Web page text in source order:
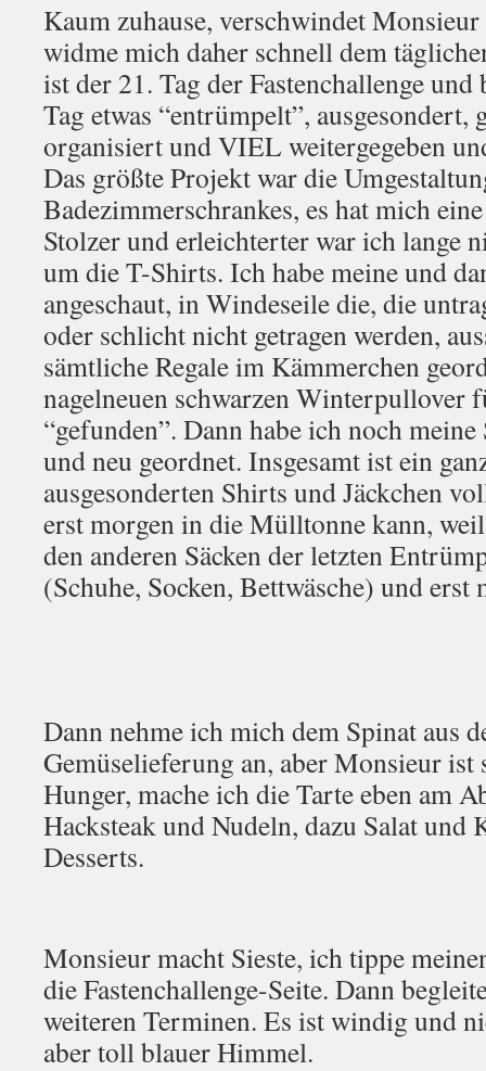
Kaum zuhause, verschwindet
widme mich daher schnell dem
ist der 21. Tag der Fastenchallenge
Tag etwas “entrümpelt”, ausgesondert,
organisiert und VIEL weitergegeben
Das größte Projekt war die
Badezimmerschrankes, es hat mich
Stolzer und erleichterter war ich lange
um die T-Shirts. Ich habe meine und
angeschaut, in Windeseile die, die
oder schlicht nicht getragen werden,
sämtliche Regale im Kämmerchen
nagelneuen schwarzen Winterpullover
“gefunden”. Dann habe ich noch
und neu geordnet. Insgesamt ist ein
ausgesonderten Shirts und Jäckchen
erst morgen in die Mülltonne kann,
den anderen Säcken der letzten
(Schuhe, Socken, Bettwäsche) und
Dann nehme ich mich dem Spinat aus
Gemüselieferung an, aber Monsieur ist
Hunger, mache ich die Tarte eben am
Hacksteak und Nudeln, dazu Salat und
Desserts.
Monsieur macht Sieste, ich tippe
die Fastenchallenge-Seite. Dann
weiteren Terminen. Es ist windig und
aber toll blauer Himmel.